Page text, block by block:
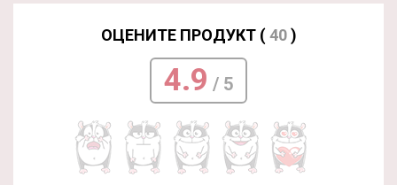
ОЦЕНИТЕ ПРОДУКТ (40)
4.9 / 5